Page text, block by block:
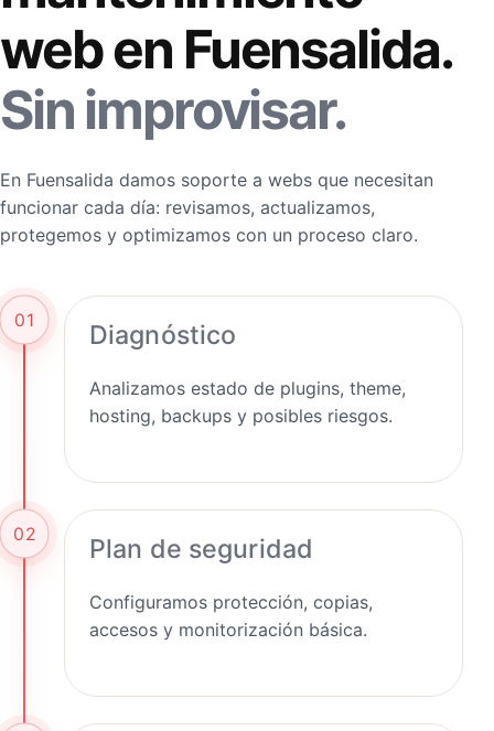
web en Fuensalida.
Sin improvisar.
En Fuensalida damos soporte a webs que necesitan
funcionar cada día: revisamos, actualizamos,
protegemos y optimizamos con un proceso claro.
01 Diagnóstico
Analizamos estado de plugins, theme,
hosting, backups y posibles riesgos.
02 Plan de seguridad
Configuramos protección, copias,
accesos y monitorización básica.